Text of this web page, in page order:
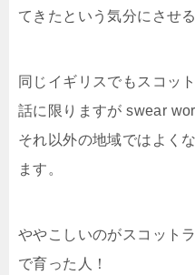
てきたという気分にさせ
同じイギリスでもスコッ
話に限りますが swear
それ以外の地域ではよく
ます。
ややこしいのがスコット
で育った人！